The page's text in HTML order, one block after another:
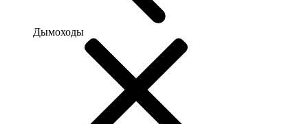
Дымоходы